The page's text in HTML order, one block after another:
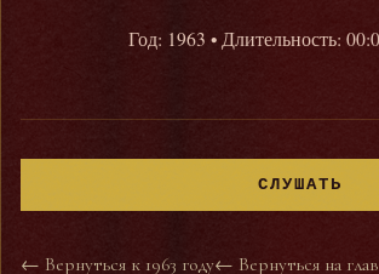
Год: 1963 • Длительность:
СЛУШАТЬ
← Вернуться к 1963 году← Вернуться на